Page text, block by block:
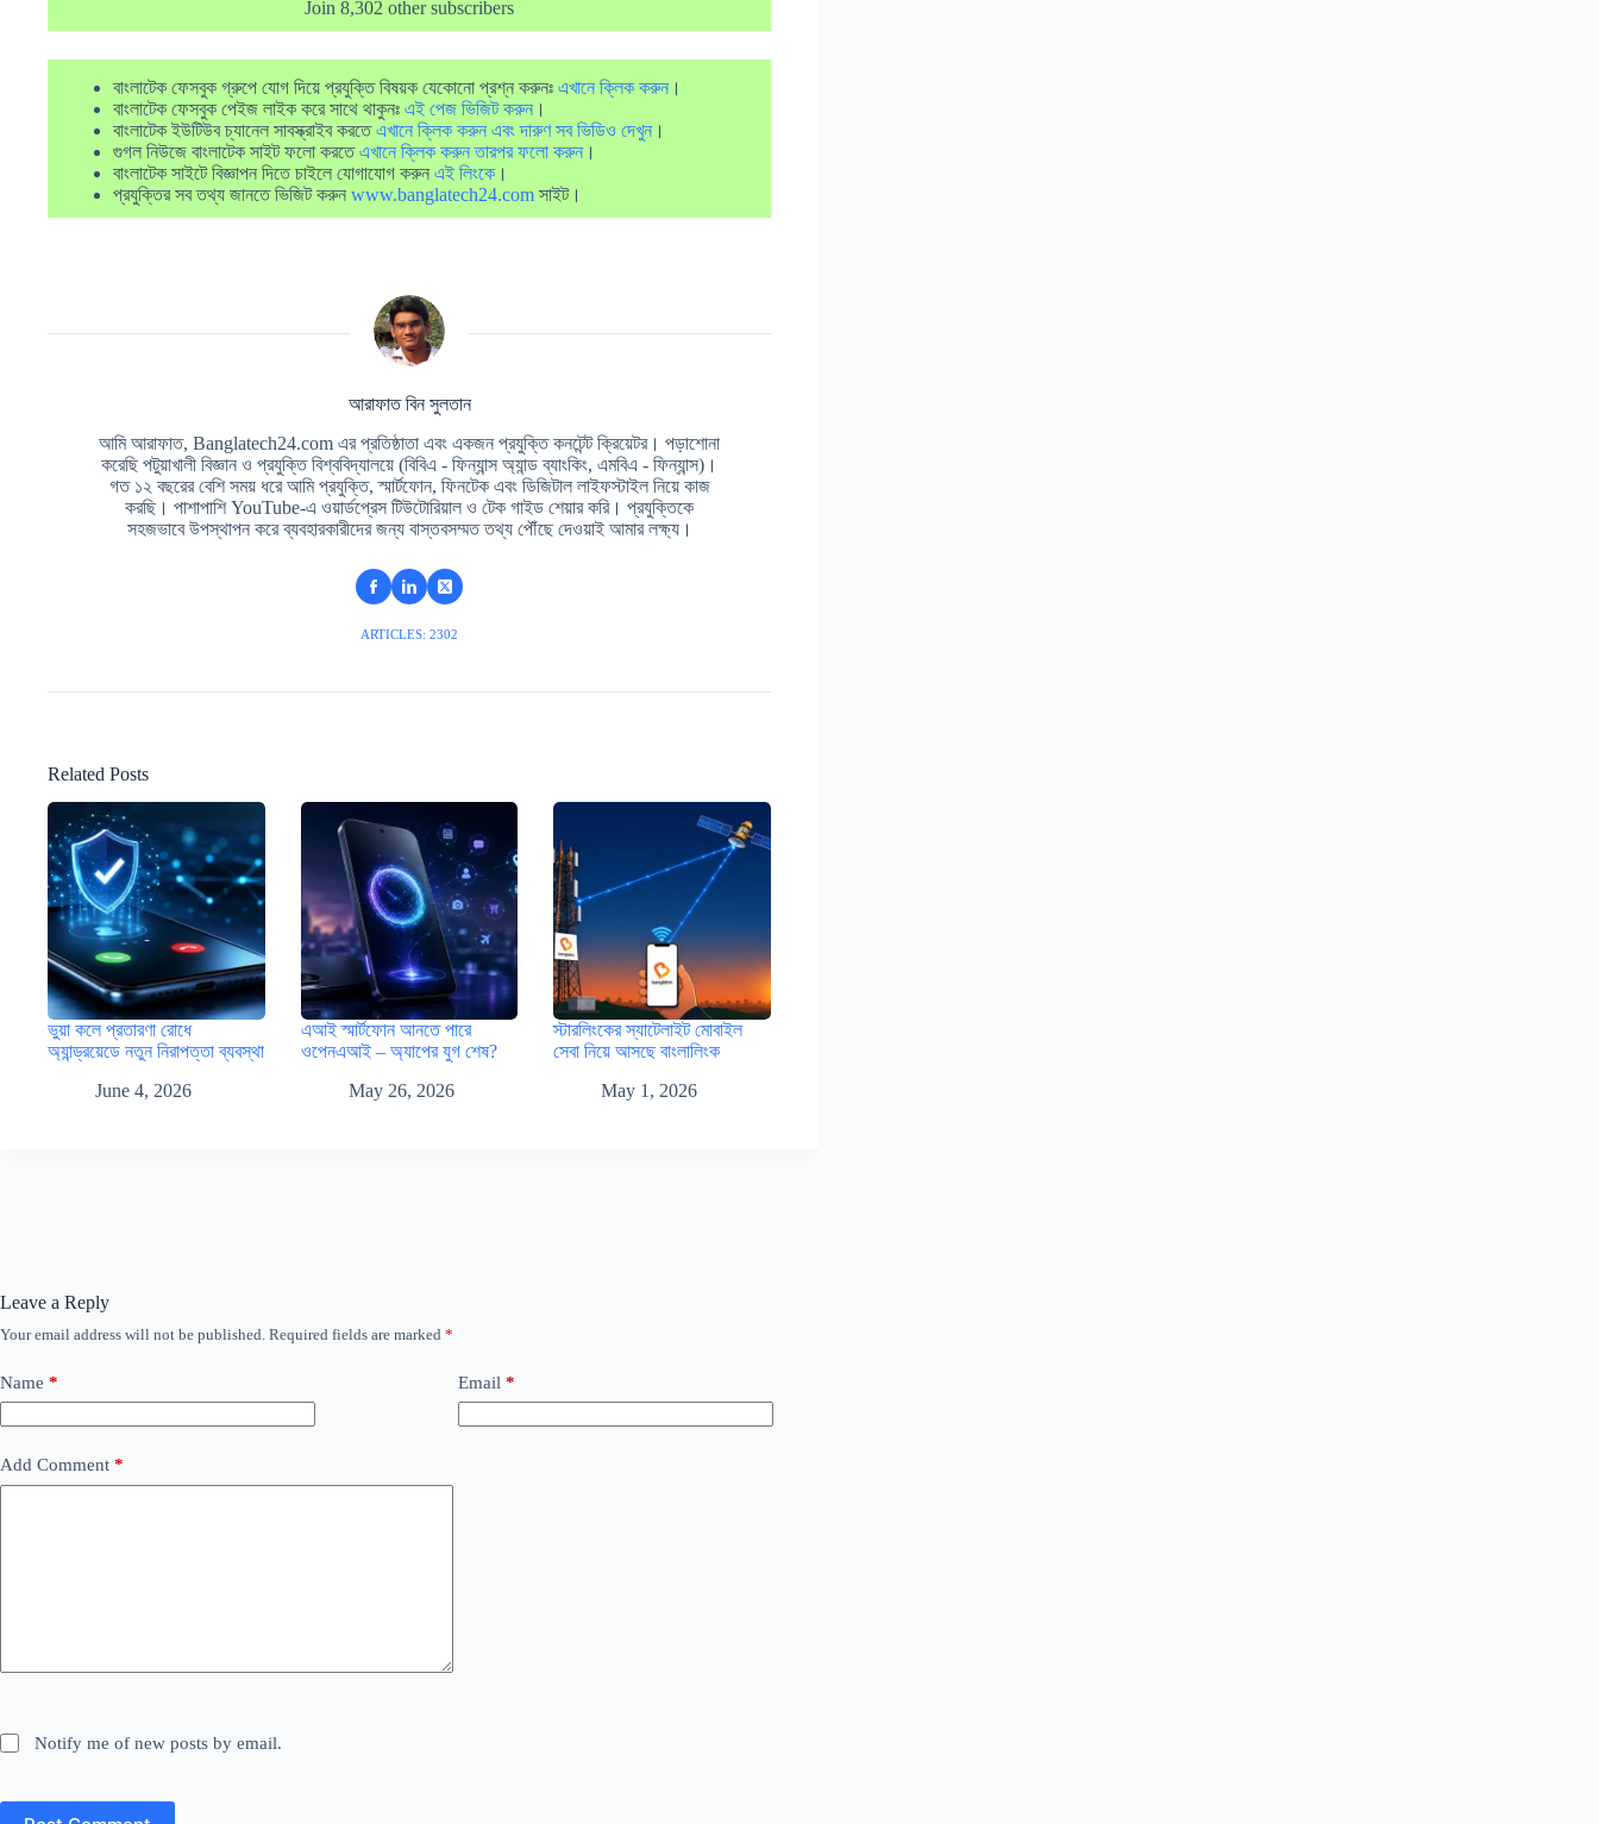
Join 8,302 other subscribers
বাংলাটেক ফেসবুক গ্রুপে যোগ দিয়ে প্রযুক্তি বিষয়ক যেকোনো প্রশ্ন করুনঃ এখানে ক্লিক করুন ।
বাংলাটেক ফেসবুক পেইজ লাইক করে সাথে থাকুনঃ এই পেজ ভিজিট করুন ।
বাংলাটেক ইউটিউব চ্যানেল সাবস্ক্রাইব করতেএখানে ক্লিক করুন এবং দারুণ সব ভিডিও দেখুন ।
গুগল নিউজে বাংলাটেক সাইট ফলো করতেএখানে ক্লিক করুন তারপর ফলো করুন ।
বাংলাটেক সাইটে বিজ্ঞাপন দিতে চাইলে যোগাযোগ করুন এই লিংকে ।
প্রযুক্তির সব তথ্য জানতে ভিজিট করুন www.banglatech24.com সাইট।
আরাফাত বিন সুলতান
আমি আরাফাত, Banglatech24.com এর প্রতিষ্ঠাতা এবং একজন প্রযুক্তি কনটেন্ট ক্রিয়েটর। পড়াশোনা
করেছি পটুয়াখালী বিজ্ঞান ও প্রযুক্তি বিশ্ববিদ্যালয়ে (বিবিএ - ফিন্যান্স অ্যান্ড ব্যাংকিং, এমবিএ - ফিন্যান্স)।
গত ১২ বছরের বেশি সময় ধরে আমি প্রযুক্তি, স্মার্টফোন, ফিনটেক এবং ডিজিটাল লাইফস্টাইল নিয়ে কাজ
করছি। পাশাপাশি YouTube-এ ওয়ার্ডপ্রেস টিউটোরিয়াল ও টেক গাইড শেয়ার করি। প্রযুক্তিকে
সহজভাবে উপস্থাপন করে ব্যবহারকারীদের জন্য বাস্তবসম্মত তথ্য পৌঁছে দেওয়াই আমার লক্ষ্য।
ARTICLES: 2302
Related Posts
ভুয়া কলে প্রতারণা রোধে
অ্যান্ড্রয়েডে নতুন নিরাপত্তা ব্যবস্থা
June 4, 2026
এআই স্মার্টফোন আনতে পারে
ওপেনএআই – অ্যাপের যুগ শেষ?
May 26, 2026
স্টারলিংকের স্যাটেলাইট মোবাইল
সেবা নিয়ে আসছে বাংলালিংক
May 1, 2026
Leave a Reply
Your email address will not be published. Required fields are marked *
Name * Email *
Add Comment *
Notify me of new posts by email.